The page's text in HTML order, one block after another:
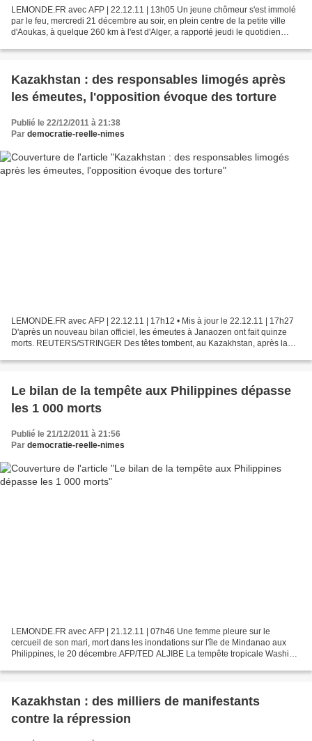
LEMONDE.FR avec AFP | 22.12.11 | 13h05 Un jeune chômeur s'est immolé
par le feu, mercredi 21 décembre au soir, en plein centre de la petite ville
d'Aoukas, à quelque 260 km à l'est d'Alger, a rapporté jeudi le quotidien
Kazakhstan : des responsables limogés après
les émeutes, l'opposition évoque des torture
Publié le 22/12/2011 à 21:38
Par democratie-reelle-nimes
LEMONDE.FR avec AFP | 22.12.11 | 17h12 • Mis à jour le 22.12.11 | 17h27
D'après un nouveau bilan officiel, les émeutes à Janaozen ont fait quinze
morts. REUTERS/STRINGER Des têtes tombent, au Kazakhstan, après la
Le bilan de la tempête aux Philippines dépasse
les 1 000 morts
Publié le 21/12/2011 à 21:56
Par democratie-reelle-nimes
LEMONDE.FR avec AFP | 21.12.11 | 07h46 Une femme pleure sur le
cercueil de son mari, mort dans les inondations sur l'île de Mindanao aux
Philippines, le 20 décembre.AFP/TED ALJIBE La tempête tropicale Washi
Kazakhstan : des milliers de manifestants
contre la répression